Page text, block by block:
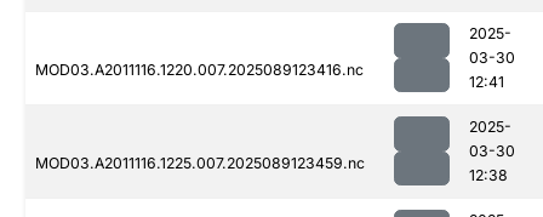
MOD03.A2011116.1220.007.2025089123416.nc
2025-
03-30
12:41
MOD03.A2011116.1225.007.2025089123459.nc
2025-
03-30
12:38